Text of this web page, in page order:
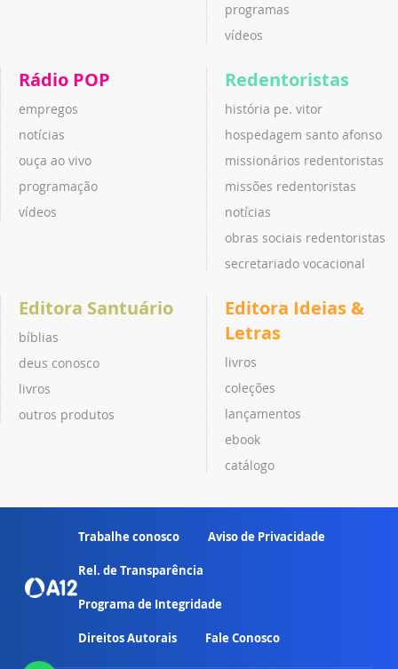
programas
vídeos
Rádio POP
empregos
notícias
ouça ao vivo
programação
vídeos
Redentoristas
história pe. vitor
hospedagem santo afonso
missionários redentoristas
missões redentoristas
notícias
obras sociais redentoristas
secretariado vocacional
Editora Santuário
bíblias
deus conosco
livros
outros produtos
Editora Ideias &
Letras
livros
coleções
lançamentos
ebook
catálogo
Trabalhe conosco Aviso de Privacidade
Rel. de Transparência
Programa de Integridade
Direitos Autorais Fale Conosco